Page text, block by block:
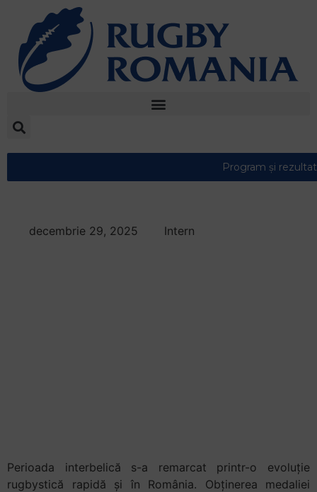
decembrie 29, 2025 Intern
Perioada interbelică s-a remarcat printr-o evoluție
rugbystică rapidă și în România. Obținerea medaliei